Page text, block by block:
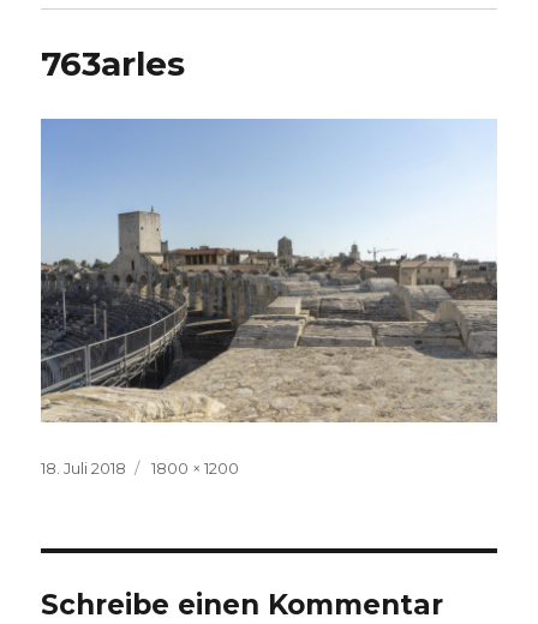
763arles
Veröffentlicht
18. Juli 2018
Volle
1800 × 1200
Schreibe einen Kommentar